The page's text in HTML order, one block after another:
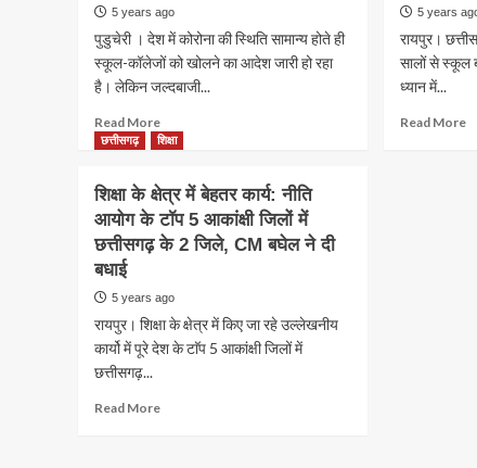
देखभाल
का
आदेश
हुआ
जारी…
आदेश,
कब
कब
तक
लगेगी
कक्षाएं..
–
90
5 years ago
पुडुचेरी । देश में कोरोना की स्थिति सामान्य होते ही
स्कूल-कॉलेजों को खोलने का आदेश जारी हो रहा
है। लेकिन जल्दबाजी...
Read MoreRead
more
स्कूली
बच्चे
कोरोना
अस्पताल
में
भर्ती…
स्कूलों
5 years
रायपुर।
सालों से स्कूल
ध्यान में...
Read More
छत्तीसगढ़ शिक्षा
शिक्षा के क्षेत्र में बेहतर कार्य: नीति
आयोग के टॉप 5 आकांक्षी जिलों में
छत्तीसगढ़ के 2 जिले, CM बघेल ने दी
बधाई
5 years ago
रायपुर। शिक्षा के क्षेत्र में किए जा रहे उल्लेखनीय
कार्यो में पूरे देश के टाॅप 5 आकांक्षी जिलों में
छत्तीसगढ़...
Read MoreRead